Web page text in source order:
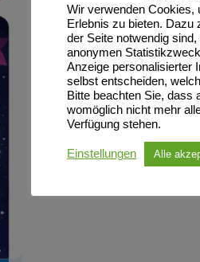
In unserer neuen Gruppe
werden Kinder ab 5 Jahren
der Gruppe herangeführt.
Kurs gibt es jetzt samstags
Interesse können Kinder ab
reinschnuppern und auch
Anmeldung wird gebeten.
Wir verwenden Cookies,
Erlebnis zu bieten. Dazu
der Seite notwendig
anonymen
Anzeige personalisierter
selbst entscheiden,
Bitte beachten Sie, dass
womöglich nicht mehr
Verfügung stehen.
Einstellungen Alle